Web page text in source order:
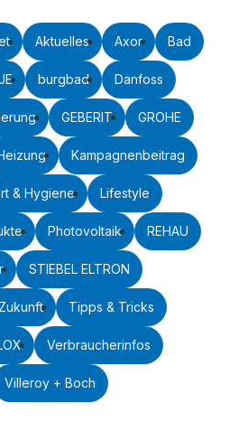
Aktuelles Axor Bad
burgbad Danfoss
GEBERIT GROHE
Kampagnenbeitrag
& Hygiene Lifestyle
Photovoltaik REHAU
STIEBEL ELTRON
Tipps & Tricks
Verbraucherinfos
Villeroy + Boch